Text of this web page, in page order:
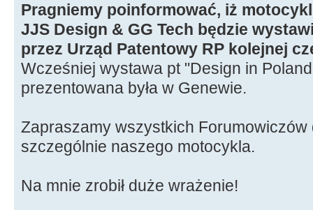
Pragniemy poinformować, iż
JJS Design & GG Tech będzie
przez Urząd Patentowy RP kolejnej
Wcześniej wystawa pt "Design in
prezentowana była w Genewie.
Zapraszamy wszystkich
szczególnie naszego motocykla.
Na mnie zrobił duże wrażenie!